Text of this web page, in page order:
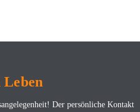
Leben
Der persönliche Kontakt